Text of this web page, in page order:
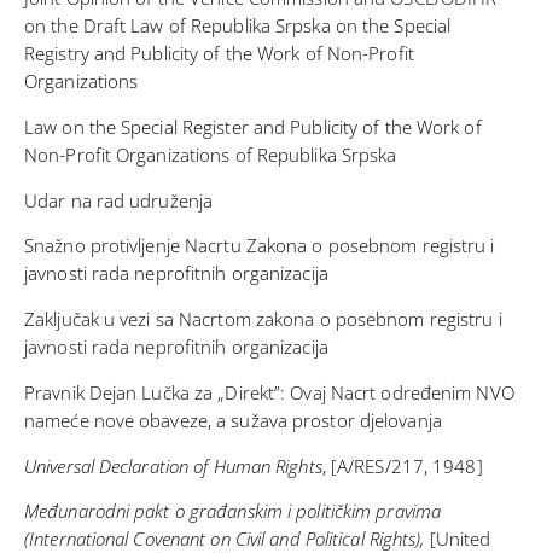
on the Draft Law of Republika Srpska on the Special
Registry and Publicity of the Work of Non-Profit
Organizations
Law on the Special Register and Publicity of the Work of
Non-Profit Organizations of Republika Srpska
Udar na rad udruženja
Snažno protivljenje Nacrtu Zakona o posebnom registru i
javnosti rada neprofitnih organizacija
Zaključak u vezi sa Nacrtom zakona o posebnom registru i
javnosti rada neprofitnih organizacija
Pravnik Dejan Lučka za „Direkt”: Ovaj Nacrt određenim NVO
nameće nove obaveze, a sužava prostor djelovanja
Universal Declaration of Human Rights, [A/RES/217, 1948]
Međunarodni pakt o građanskim i političkim pravima
(International Covenant on Civil and Political Rights), [United